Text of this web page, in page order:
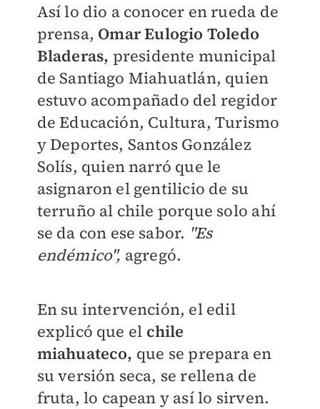
Así lo dio a conocer en rueda de
prensa, Omar Eulogio Toledo
Bladeras, presidente municipal
de Santiago Miahuatlán, quien
estuvo acompañado del regidor
de Educación, Cultura, Turismo
y Deportes, Santos González
Solís, quien narró que le
asignaron el gentilicio de su
terruño al chile porque solo ahí
se da con ese sabor. "Es
endémico", agregó.
En su intervención, el edil
explicó que el chile
miahuateco, que se prepara en
su versión seca, se rellena de
fruta, lo capean y así lo sirven.